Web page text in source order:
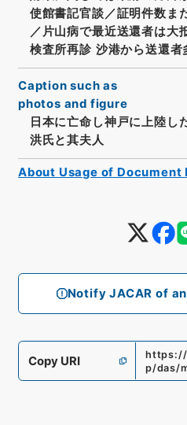
Notify JACAR of
使館書記官談／証明件数ま
／片山病で最近送還者は大
検査所再診 沙港から送還者
Caption such as
photos and figure
日本に亡命し神戸に上陸し
洪氏と其夫人
Copy URI
https://
p/das/
About Usage of Document